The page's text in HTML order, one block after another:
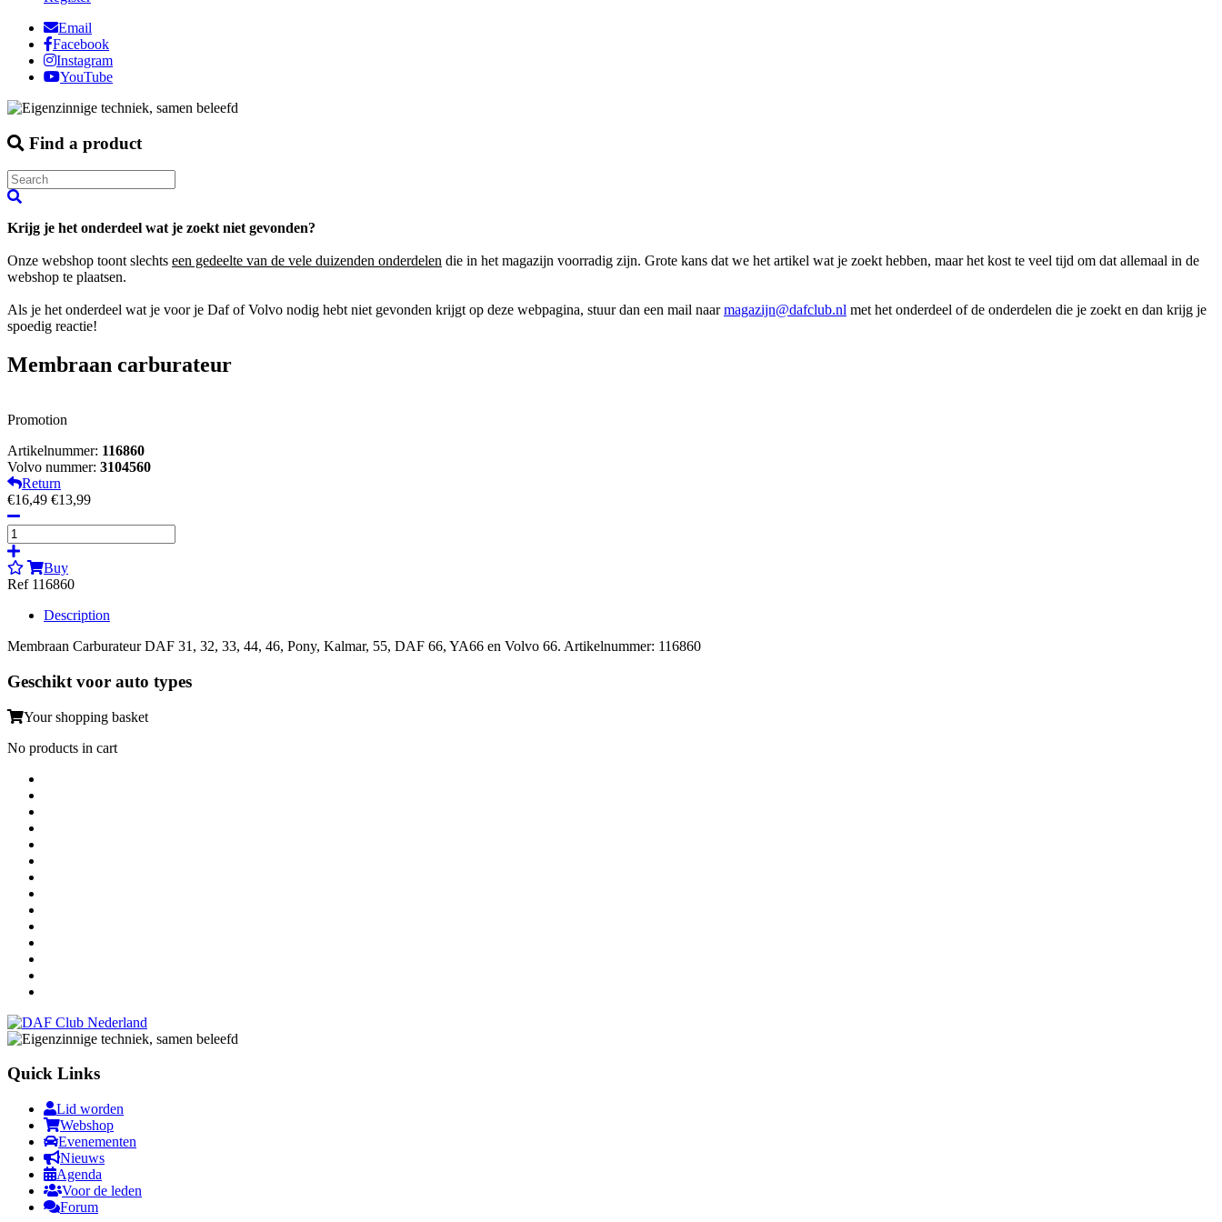
Email
Facebook
Instagram
YouTube
Find a product
Krijg je het onderdeel wat je zoekt niet gevonden?
Onze webshop toont slechts een gedeelte van de vele duizenden onderdelen die in het magazijn voorradig zijn. Grote kans dat we het artikel wat je zoekt hebben, maar het kost te veel tijd om dat allemaal in de
webshop te plaatsen.
Als je het onderdeel wat je voor je Daf of Volvo nodig hebt niet gevonden krijgt op deze webpagina, stuur dan een mail naarmagazijn@dafclub.nl met het onderdeel of de onderdelen die je zoekt en dan krijg je
spoedig reactie!
Membraan carburateur
Promotion
Artikelnummer: 116860
Volvo nummer: 3104560
Return
€16,49 €13,99
Buy
Ref 116860
Description
Membraan Carburateur DAF 31, 32, 33, 44, 46, Pony, Kalmar, 55, DAF 66, YA66 en Volvo 66. Artikelnummer: 116860
Geschikt voor auto types
Your shopping basket
No products in cart
Quick Links
Lid worden
Webshop
Evenementen
Nieuws
Agenda
Voor de leden
Forum